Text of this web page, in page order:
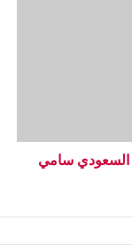
السعودي سامي